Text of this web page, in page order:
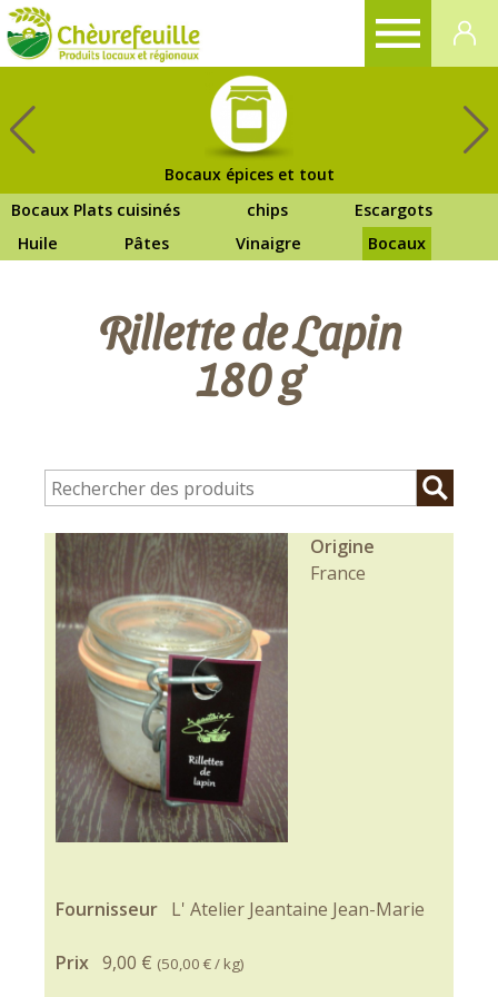
Bocaux épices et tout
Bocaux Plats cuisinés
chips
Escargots
Huile
Pâtes Vinaigre Bocaux
Rillette de Lapin
180 g
Origine
France
Fournisseur L' Atelier Jeantaine Jean-Marie
Prix 9,00 € (50,00 €/ kg)